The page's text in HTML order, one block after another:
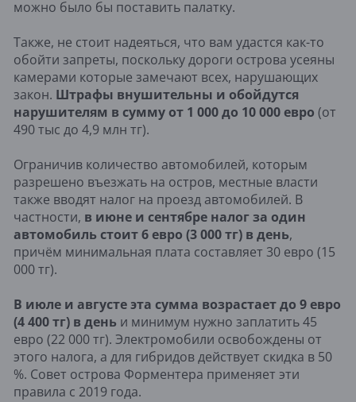
можно было бы поставить палатку.
Также, не стоит надеяться, что вам удастся как-то
обойти запреты, поскольку дороги острова усеяны
камерами которые замечают всех, нарушающих
закон. Штрафы внушительны и обойдутся
нарушителям в сумму от 1 000 до 10 000 евро (от
490 тыс до 4,9 млн тг).
Ограничив количество автомобилей, которым
разрешено въезжать на остров, местные власти
также вводят налог на проезд автомобилей. В
частности, в июне и сентябре налог за один
автомобиль стоит 6 евро (3 000 тг) в день,
причём минимальная плата составляет 30 евро (15
000 тг).
В июле и августе эта сумма возрастает до 9 евро
(4 400 тг) в день и минимум нужно заплатить 45
евро (22 000 тг). Электромобили освобождены от
этого налога, а для гибридов действует скидка в 50
%. Совет острова Форментера применяет эти
правила с 2019 года.